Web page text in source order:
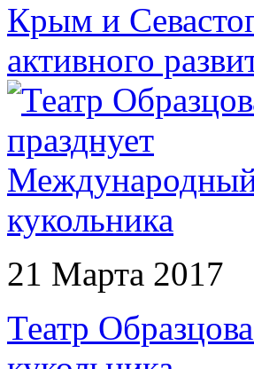
Крым и
активного
21 Марта 2017
Театр